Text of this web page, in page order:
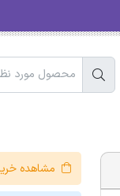
مشاهده